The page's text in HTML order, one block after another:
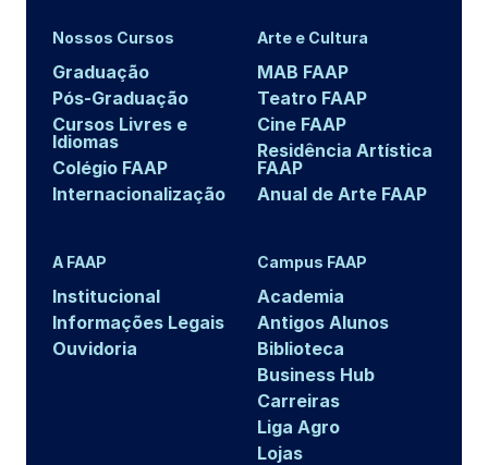
Nossos Cursos
Graduação
Pós-Graduação
Cursos Livres e
Idiomas
Colégio FAAP
Internacionalização
Arte e Cultura
MAB FAAP
Teatro FAAP
Cine FAAP
Residência Artística
FAAP
Anual de Arte FAAP
A FAAP
Institucional
Informações Legais
Ouvidoria
Campus FAAP
Academia
Antigos Alunos
Biblioteca
Business Hub
Carreiras
Liga Agro
Lojas